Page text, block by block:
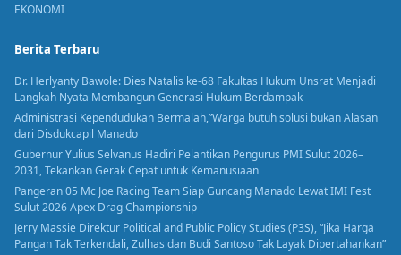
EKONOMI
Berita Terbaru
Dr. Herlyanty Bawole: Dies Natalis ke-68 Fakultas Hukum Unsrat Menjadi
Langkah Nyata Membangun Generasi Hukum Berdampak
Administrasi Kependudukan Bermalah,”Warga butuh solusi bukan Alasan
dari Disdukcapil Manado
Gubernur Yulius Selvanus Hadiri Pelantikan Pengurus PMI Sulut 2026–
2031, Tekankan Gerak Cepat untuk Kemanusiaan
Pangeran 05 Mc Joe Racing Team Siap Guncang Manado Lewat IMI Fest
Sulut 2026 Apex Drag Championship
Jerry Massie Direktur Political and Public Policy Studies (P3S), “Jika Harga
Pangan Tak Terkendali, Zulhas dan Budi Santoso Tak Layak Dipertahankan”